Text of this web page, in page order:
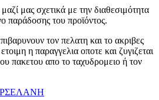
μας σχετικά με την διαθεσιμότητα
παράδοσης του προϊόντος.
τον πελατη και το ακριβες
η παραγγελια οποτε και ζυγιζεται
πακετου απο το ταχυδρομειο ή τον